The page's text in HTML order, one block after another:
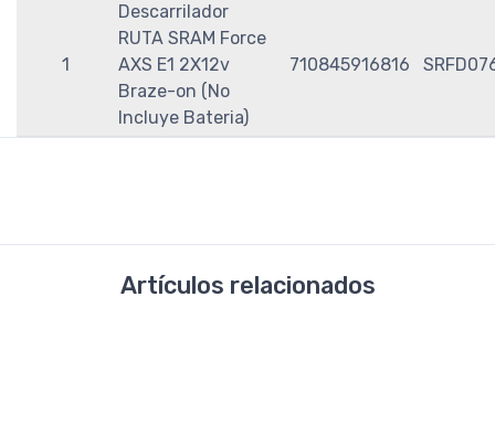
1
Descarrilador
RUTA SRAM Force
AXS E1 2X12v
Braze-on (No
Incluye Bateria)
710845916816
Artículos relacionados